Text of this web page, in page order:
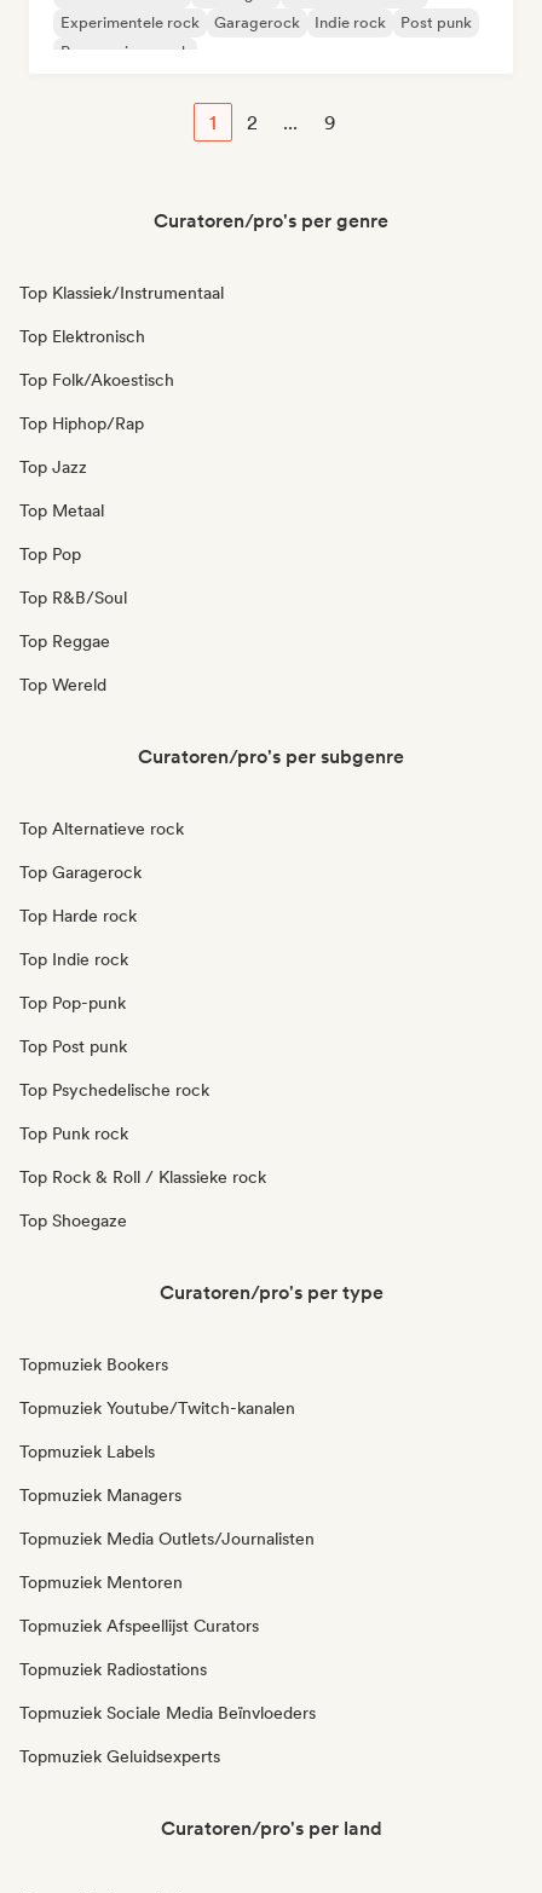
Experimentele rock
Garagerock Indie rock
Post punk
Progressieve rock
1 2 ... 9
Curatoren/pro's per genre
Top Klassiek/Instrumentaal
Top Elektronisch
Top Folk/Akoestisch
Top Hiphop/Rap
Top Jazz
Top Metaal
Top Pop
Top R&B/Soul
Top Reggae
Top Wereld
Curatoren/pro's per subgenre
Top Alternatieve rock
Top Garagerock
Top Harde rock
Top Indie rock
Top Pop-punk
Top Post punk
Top Psychedelische rock
Top Punk rock
Top Rock & Roll / Klassieke rock
Top Shoegaze
Curatoren/pro's per type
Topmuziek Bookers
Topmuziek Youtube/Twitch-kanalen
Topmuziek Labels
Topmuziek Managers
Topmuziek Media Outlets/Journalisten
Topmuziek Mentoren
Topmuziek Afspeellijst Curators
Topmuziek Radiostations
Topmuziek Sociale Media Beïnvloeders
Topmuziek Geluidsexperts
Curatoren/pro's per land